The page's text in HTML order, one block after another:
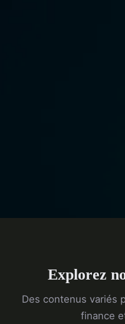
Explorez
Des contenus variés
finance